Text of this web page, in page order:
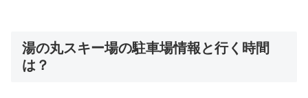
湯の丸スキー場の駐車場情報と行く時間
は？